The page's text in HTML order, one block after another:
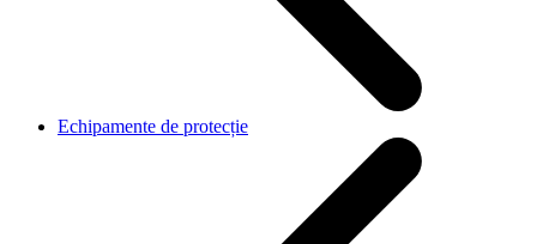
Echipamente de protecție